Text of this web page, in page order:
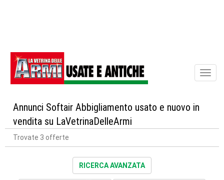
Annunci Softair Abbigliamento usato e nuovo in
vendita su LaVetrinaDelleArmi
Trovate 3 offerte
RICERCA AVANZATA